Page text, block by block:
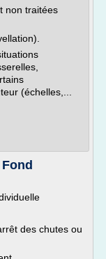
non traitées
(échelles,...
des chutes ou